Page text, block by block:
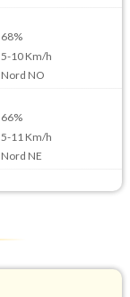
68%
5-10Km/h
Nord NO
66%
5-11 Km/h
Nord NE